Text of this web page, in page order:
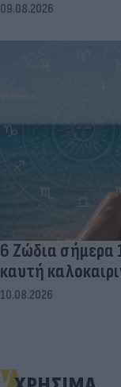
09.08.2026
6 Ζώδια σήμερα
καυτή
10.08.2026